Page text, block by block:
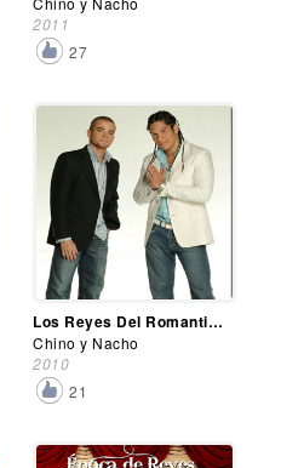
2011
27
Los Reyes Del Romantiqueo
Chino y Nacho
2010
21